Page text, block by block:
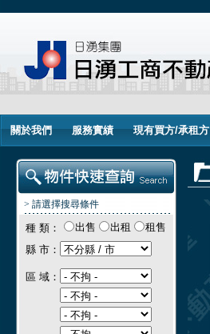
關於我們 服務實績 現有買方/承租方
> 請選擇搜尋條件
種 類： 出售 出租
租售
縣 市：
區 域：